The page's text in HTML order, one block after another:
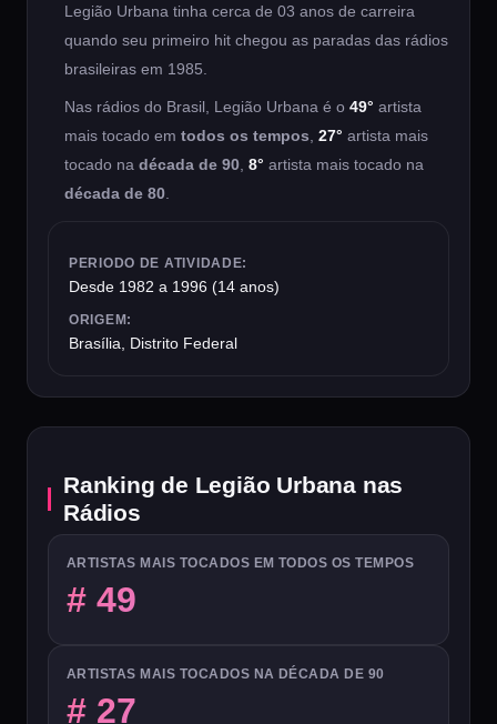
Legião Urbana tinha cerca de 03 anos de carreira
quando seu primeiro hit chegou as paradas das rádios
brasileiras em 1985.
Nas rádios do Brasil, Legião Urbana é o 49° artista
mais tocado em todos os tempos 27° artista mais
tocado na década de 90 8° artista mais tocado na
década de 80
PERIODO DE ATIVIDADE:
Desde 1982 a 1996 (14 anos)
ORIGEM:
Brasília, Distrito Federal
Ranking de Legião Urbana nas
Rádios
ARTISTAS MAIS TOCADOS EM TODOS OS TEMPOS
# 49
ARTISTAS MAIS TOCADOS NA DÉCADA DE 90
# 27